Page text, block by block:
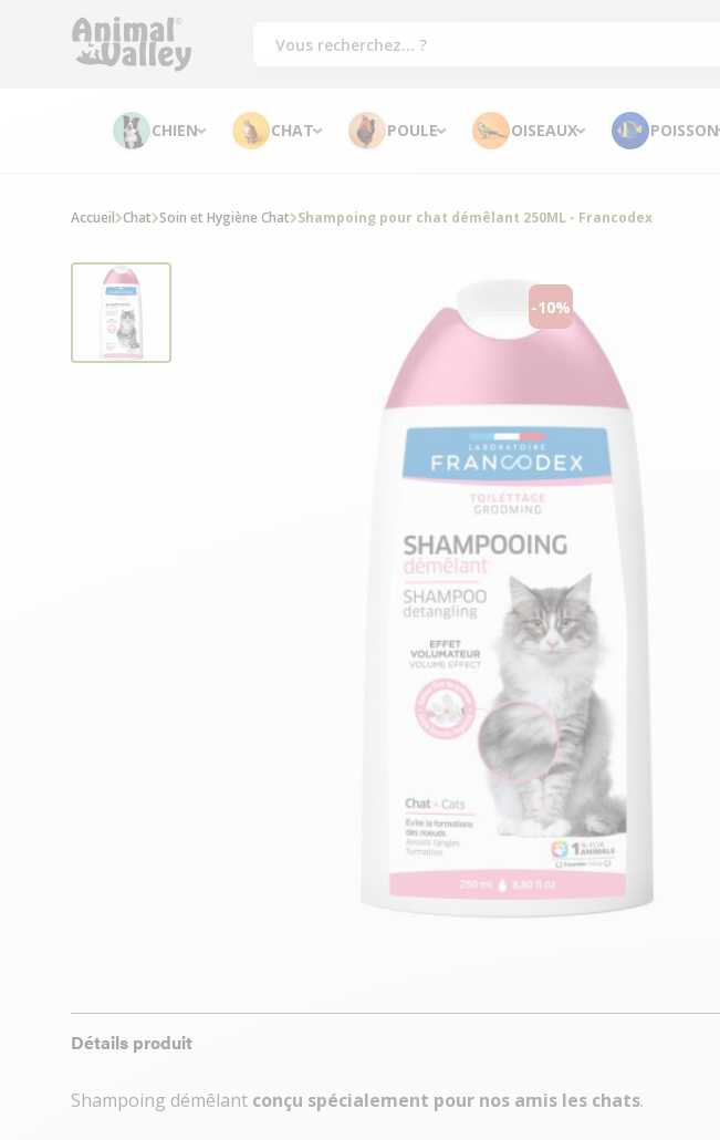
CHIEN CHAT POULE OISEAUX POISSON
Détails produit
Shampoing démêlant conçu spécialement pour nos amis les chats.
Accueil Chat Soin et Hygiène Chat Shampoing pour chat démêlant 250ML - Francodex
-10%